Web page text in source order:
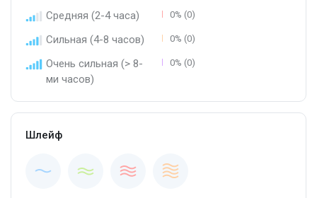
Средняя (2-4 часа) 0% (0)
Сильная (4-8 часов) 0% (0)
Очень сильная (> 8-
ми часов)
0% (0)
Шлейф